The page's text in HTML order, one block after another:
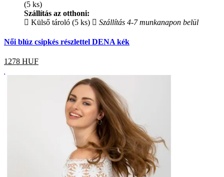
(5 ks)
Szállítás az otthoni:
Külső tároló (5 ks)
Szállítás 4-7 munkanapon belül
Női blúz csipkés részlettel DENA kék
1278 HUF